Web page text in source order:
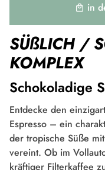
local_mall in
SÜßLICH /
KOMPLEX
Schokoladige
Entdecke den
Espresso – ein
der tropische Süße
vereint. Ob im
kräftiger Filterkaffee